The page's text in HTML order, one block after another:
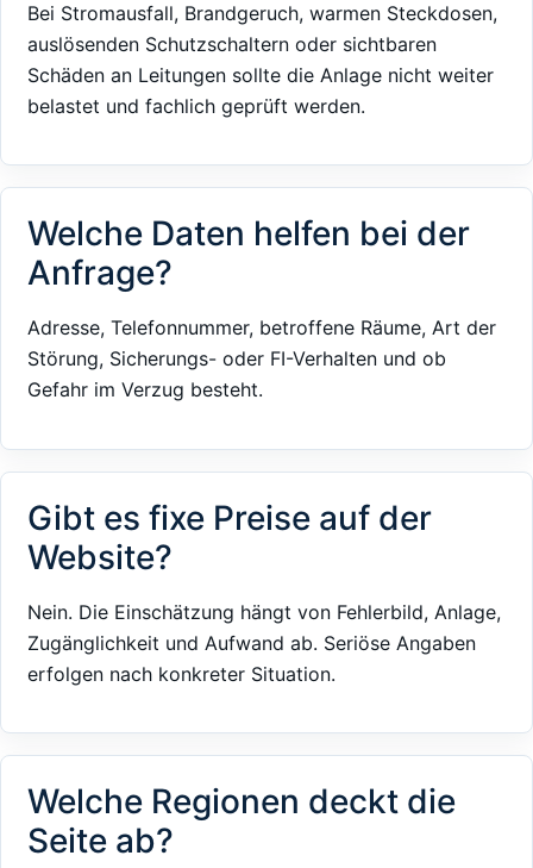
Bei Stromausfall, Brandgeruch, warmen Steckdosen,
auslösenden Schutzschaltern oder sichtbaren
Schäden an Leitungen sollte die Anlage nicht weiter
belastet und fachlich geprüft werden.
Welche Daten helfen bei der
Anfrage?
Adresse, Telefonnummer, betroffene Räume, Art der
Störung, Sicherungs- oder FI-Verhalten und ob
Gefahr im Verzug besteht.
Gibt es fixe Preise auf der
Website?
Nein. Die Einschätzung hängt von Fehlerbild, Anlage,
Zugänglichkeit und Aufwand ab. Seriöse Angaben
erfolgen nach konkreter Situation.
Welche Regionen deckt die
Seite ab?